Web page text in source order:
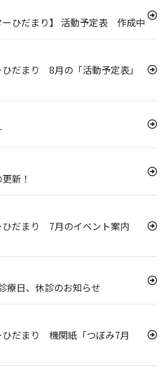
ーひだまり】 活動予定表 作成中
だまり 8月の「活動予定表」
新！
ひだまり 7月のイベント案内
療日、休診のお知らせ
ひだまり 機関紙「つぼみ7月